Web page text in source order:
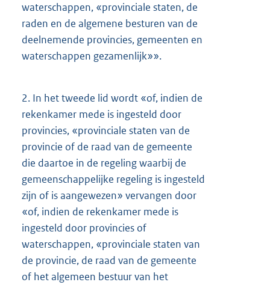
waterschappen, «provinciale staten, de
raden en de algemene besturen van de
deelnemende provincies, gemeenten en
waterschappen gezamenlijk»».
2. In het tweede lid wordt «of, indien de
rekenkamer mede is ingesteld door
provincies, «provinciale staten van de
provincie of de raad van de gemeente
die daartoe in de regeling waarbij de
gemeenschappelijke regeling is ingesteld
zijn of is aangewezen» vervangen door
«of, indien de rekenkamer mede is
ingesteld door provincies of
waterschappen, «provinciale staten van
de provincie, de raad van de gemeente
of het algemeen bestuur van het